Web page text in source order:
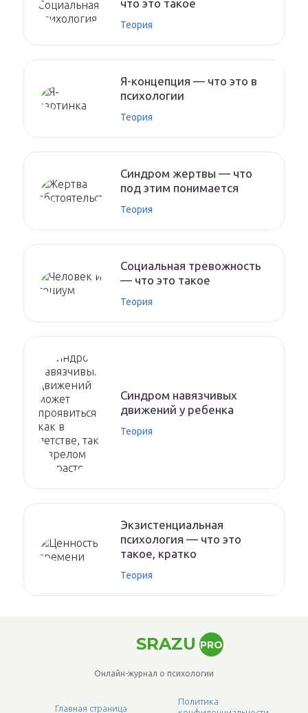
что это такое
Теория
Я-концепция — что это в
психологии
Теория
Синдром жертвы — что
под этим понимается
Теория
Социальная тревожность
— что это такое
Теория
Синдром навязчивых
движений у ребенка
Теория
Экзистенциальная
психология — что это
такое, кратко
Теория
SRAZU PRO
Онлайн-журнал о психологии
Главная страница
Политика